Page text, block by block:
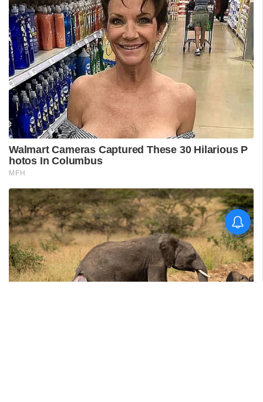
പുനലൂർ ആശുപത്രിയിലെ
സ്വീകരണം;
രോഗികൾക്കുണ്ടായ
ബുദ്ധിമുട്ടിൽ
ആരോഗ്യമന്ത്രിയുടെ
നിലപാട് തേടി
ഡിവൈഎഫ്‌ഐ